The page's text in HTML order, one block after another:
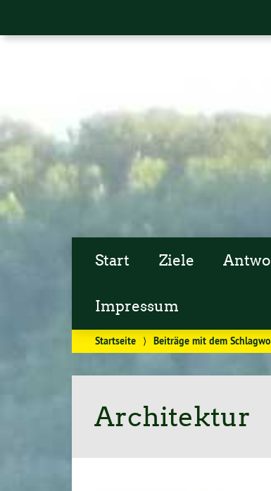
Start Ziele
Impressum
Startseite ⟩ Beiträge mit dem
Architektur